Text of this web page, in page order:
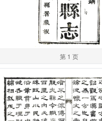
第 1 页